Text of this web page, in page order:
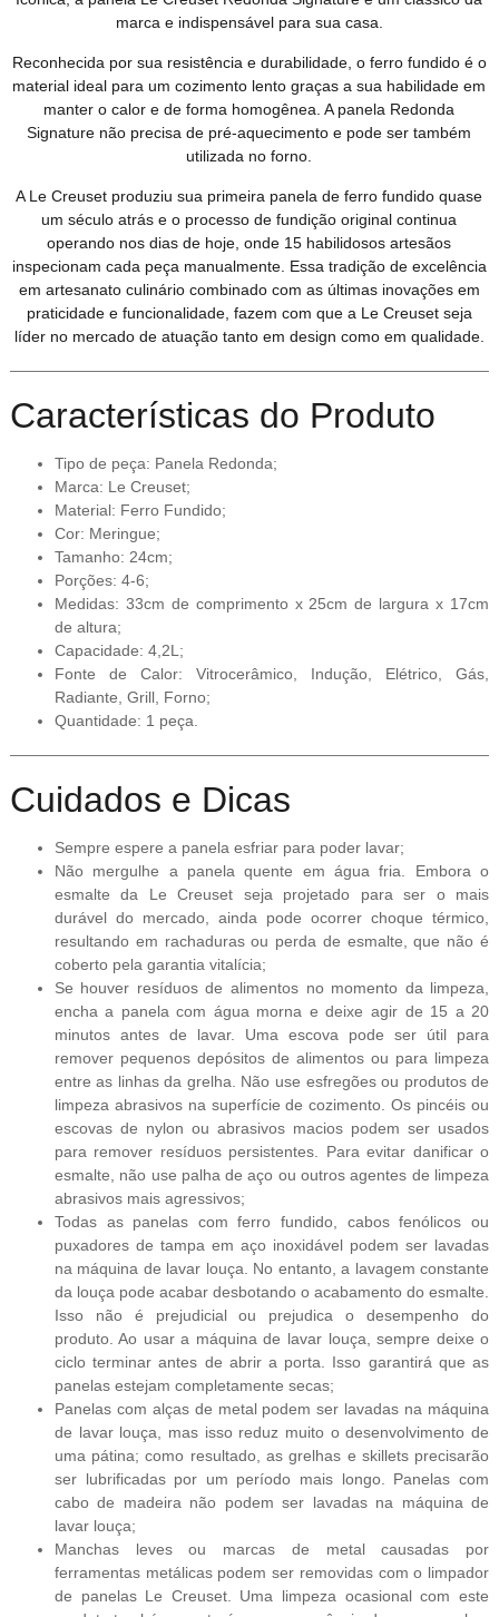
marca e indispensável para sua casa.
Reconhecida por sua resistência e durabilidade, o ferro fundido é o
material ideal para um cozimento lento graças a sua habilidade em
manter o calor e de forma homogênea. A panela Redonda
Signature não precisa de pré-aquecimento e pode ser também
utilizada no forno.
A Le Creuset produziu sua primeira panela de ferro fundido quase
um século atrás e o processo de fundição original continua
operando nos dias de hoje, onde 15 habilidosos artesãos
inspecionam cada peça manualmente. Essa tradição de excelência
em artesanato culinário combinado com as últimas inovações em
praticidade e funcionalidade, fazem com que a Le Creuset seja
líder no mercado de atuação tanto em design como em qualidade.
Características do Produto
Tipo de peça: Panela Redonda;
Marca: Le Creuset;
Material: Ferro Fundido;
Cor: Meringue;
Tamanho: 24cm;
Porções: 4-6;
Medidas: 33cm de comprimento x 25cm de largura x 17cm
de altura;
Capacidade: 4,2L;
Fonte de Calor: Vitrocerâmico, Indução, Elétrico, Gás,
Radiante, Grill, Forno;
Quantidade: 1 peça.
Cuidados e Dicas
Sempre espere a panela esfriar para poder lavar;
Não mergulhe a panela quente em água fria. Embora o
esmalte da Le Creuset seja projetado para ser o mais
durável do mercado, ainda pode ocorrer choque térmico,
resultando em rachaduras ou perda de esmalte, que não é
coberto pela garantia vitalícia;
Se houver resíduos de alimentos no momento da limpeza,
encha a panela com água morna e deixe agir de 15 a 20
minutos antes de lavar. Uma escova pode ser útil para
remover pequenos depósitos de alimentos ou para limpeza
entre as linhas da grelha. Não use esfregões ou produtos de
limpeza abrasivos na superfície de cozimento. Os pincéis ou
escovas de nylon ou abrasivos macios podem ser usados
para remover resíduos persistentes. Para evitar danificar o
esmalte, não use palha de aço ou outros agentes de limpeza
abrasivos mais agressivos;
Todas as panelas com ferro fundido, cabos fenólicos ou
puxadores de tampa em aço inoxidável podem ser lavadas
na máquina de lavar louça. No entanto, a lavagem constante
da louça pode acabar desbotando o acabamento do esmalte.
Isso não é prejudicial ou prejudica o desempenho do
produto. Ao usar a máquina de lavar louça, sempre deixe o
ciclo terminar antes de abrir a porta. Isso garantirá que as
panelas estejam completamente secas;
Panelas com alças de metal podem ser lavadas na máquina
de lavar louça, mas isso reduz muito o desenvolvimento de
uma pátina; como resultado, as grelhas e skillets precisarão
ser lubrificadas por um período mais longo. Panelas com
cabo de madeira não podem ser lavadas na máquina de
lavar louça;
Manchas leves ou marcas de metal causadas por
ferramentas metálicas podem ser removidas com o limpador
de panelas Le Creuset. Uma limpeza ocasional com este